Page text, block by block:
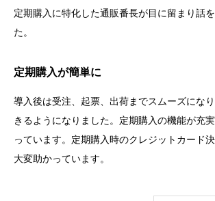
定期購入に特化した通販番長が目に留まり話
た。
定期購入が簡単に
導入後は受注、起票、出荷までスムーズにな
きるようになりました。定期購入の機能が充
っています。定期購入時のクレジットカード
大変助かっています。